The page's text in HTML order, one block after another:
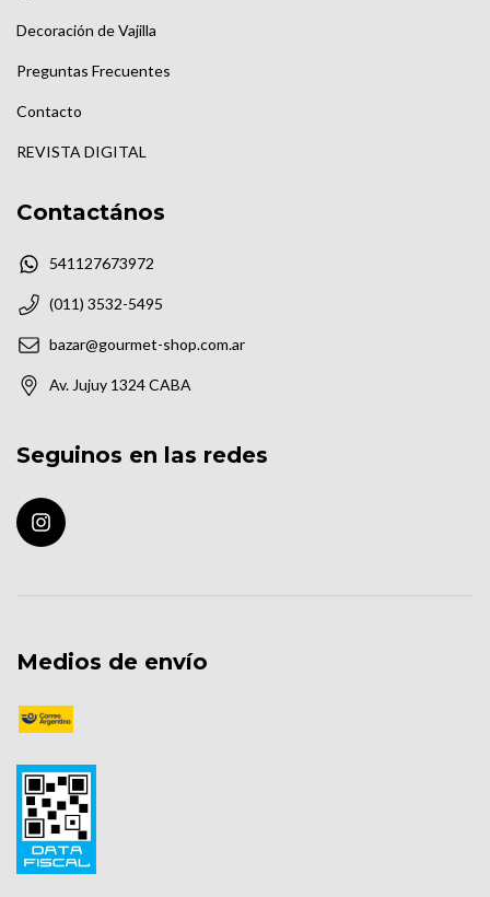
Decoración de Vajilla
Preguntas Frecuentes
Contacto
REVISTA DIGITAL
Contactános
541127673972
(011) 3532-5495
bazar@gourmet-shop.com.ar
Av. Jujuy 1324 CABA
Seguinos en las redes
Medios de envío